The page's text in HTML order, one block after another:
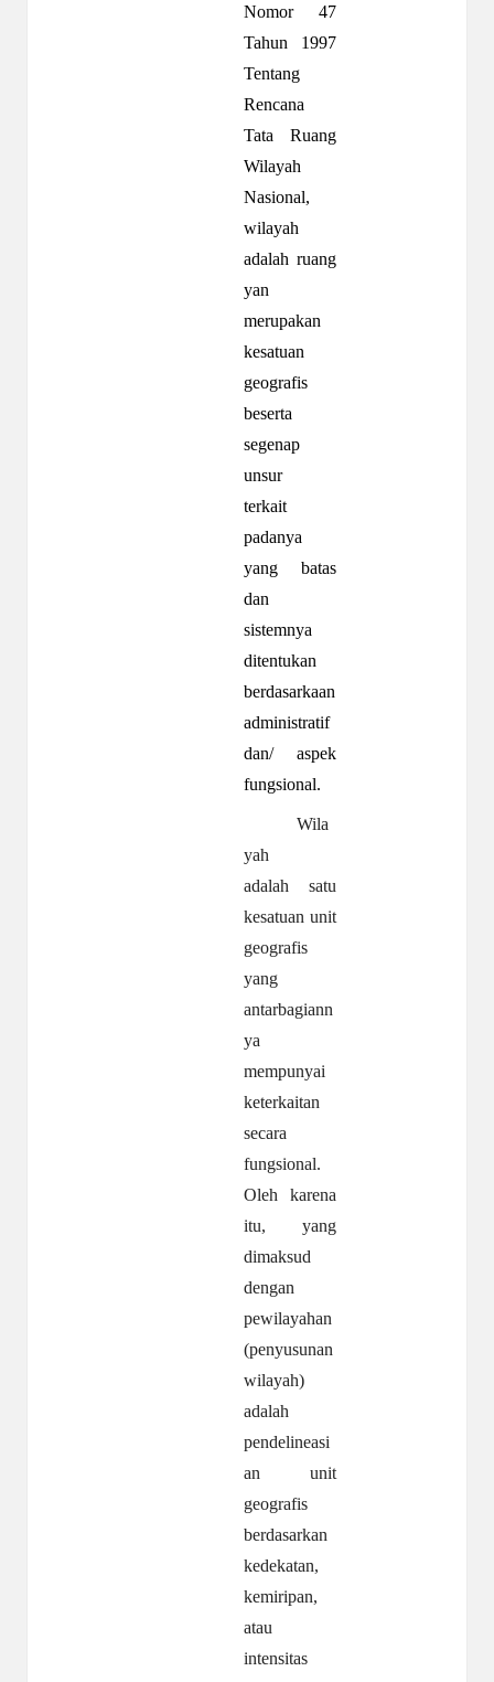
Nomor 47
Tahun 1997
Tentang
Rencana
Tata Ruang
Wilayah
Nasional,
wilayah
adalah ruang
yan
merupakan
kesatuan
geografis
beserta
segenap
unsur
terkait
padanya
yang batas
dan
sistemnya
ditentukan
berdasarkaan
administratif
dan/ aspek
fungsional.
Wila
yah
adalah satu
kesatuan unit
geografis
yang
antarbagiann
ya
mempunyai
keterkaitan
secara
fungsional.
Oleh karena
itu, yang
dimaksud
dengan
pewilayahan
(penyusunan
wilayah)
adalah
pendelineasi
an unit
geografis
berdasarkan
kedekatan,
kemiripan,
atau
intensitas